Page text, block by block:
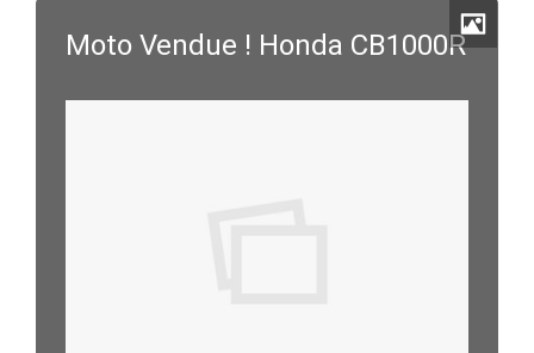
Moto Vendue ! Honda CB1000R